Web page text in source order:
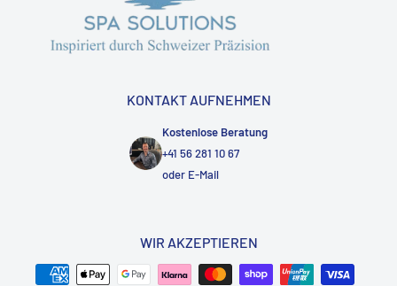
KONTAKT AUFNEHMEN
Kostenlose Beratung
+41 56 281 10 67
oder E-Mail
WIR AKZEPTIEREN